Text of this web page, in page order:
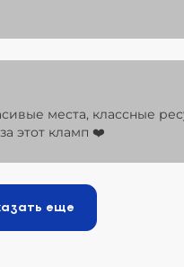
места, классные
этот кламп ❤️
еще